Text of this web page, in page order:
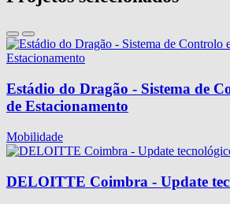
Estádio do Dragão - Sistema de
de Estacionamento
Mobilidade
DELOITTE Coimbra - Update